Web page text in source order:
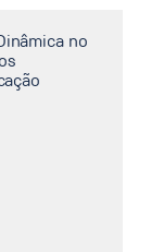
no